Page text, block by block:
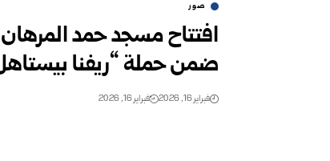
صور
افتتاح مسجد حمد المرهان
ضمن حملة “ريفنا
فبراير 16, 2026 فبراير 16, 2026